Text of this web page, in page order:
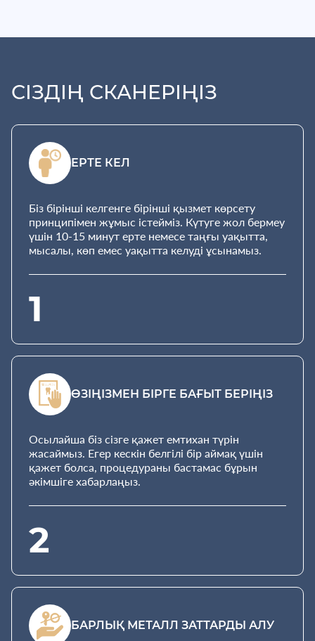
СІЗДІҢ СКАНЕРІҢІЗ
ЕРТЕ КЕЛ
Біз бірінші келгенге бірінші қызмет көрсету
принципімен жұмыс істейміз. Күтуге жол бермеу
үшін 10-15 минут ерте немесе таңғы уақытта,
мысалы, көп емес уақытта келуді ұсынамыз.
1
ӨЗІҢІЗМЕН БІРГЕ БАҒЫТ БЕРІҢІЗ
Осылайша біз сізге қажет емтихан түрін
жасаймыз. Егер кескін белгілі бір аймақ үшін
қажет болса, процедураны бастамас бұрын
әкімшіге хабарлаңыз.
2
БАРЛЫҚ МЕТАЛЛ ЗАТТАРДЫ АЛУ